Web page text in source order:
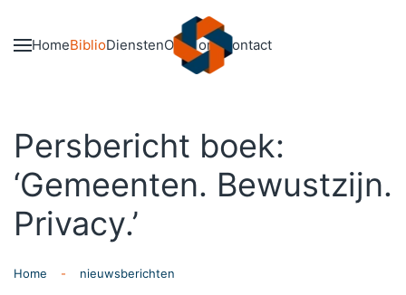
Skip to main content
HomeBiblioDienstenOver onsContact
Persbericht boek:
‘Gemeenten. Bewustzijn.
Privacy.’
Home nieuwsberichten